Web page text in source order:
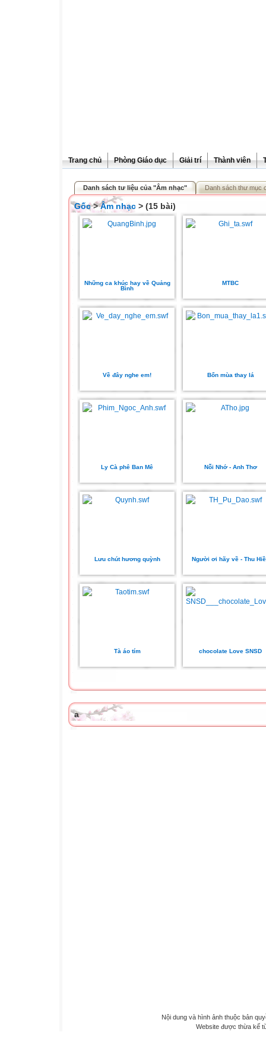
Trang chủ Phòng Giáo dục Giải trí Thành viên
Danh sách tư liệu của "Âm nhạc" Danh sách thư mục
Gốc>Âm nhạc > (15 bài)
Những ca khúc hay về Quảng
Bình
MTBC
Về đây nghe em! Bốn mùa thay lá
Ly Cà phê Ban Mê Nỗi Nhớ - Anh Thơ
Lưu chút hương quỳnh Người ơi hãy về - Thu
Tà áo tím chocolate Love SNSD
a
Nội dung và hình ảnh thuộc bản
Website được thừa kế